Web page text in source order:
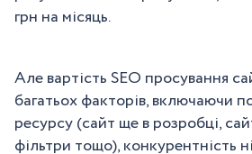
грн на місяць.
Але вартість SEO просування
багатьох факторів, включаючи
ресурсу (сайт ще в розробці,
фільтри тощо), конкурентність